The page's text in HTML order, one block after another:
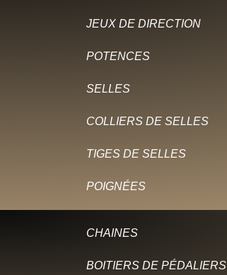
JEUX DE DIRECTION
POTENCES
SELLES
COLLIERS DE SELLES
TIGES DE SELLES
POIGNÉES
CHAINES
BOITIERS DE PÉDALIERS